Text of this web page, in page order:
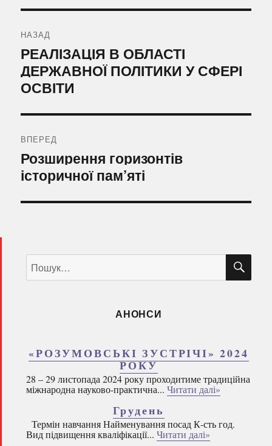
записів
НАЗАД
Попередній
запис:
РЕАЛІЗАЦІЯ В ОБЛАСТІ
ДЕРЖАВНОЇ ПОЛІТИКИ У СФЕРІ
ОСВІТИ
ВПЕРЕД
Наступний
запис:
Розширення горизонтів
історичної пам’яті
за
запитом:
АНОНСИ
«РОЗУМОВСЬКІ ЗУСТРІЧІ» 2024
РОКУ
28 – 29 листопада 2024 року проходитиме традиційна
міжнародна науково-практична... Читати далі»
Грудень
Термін навчання Найменування посад К-сть год.
Вид підвищення кваліфікації... Читати далі»